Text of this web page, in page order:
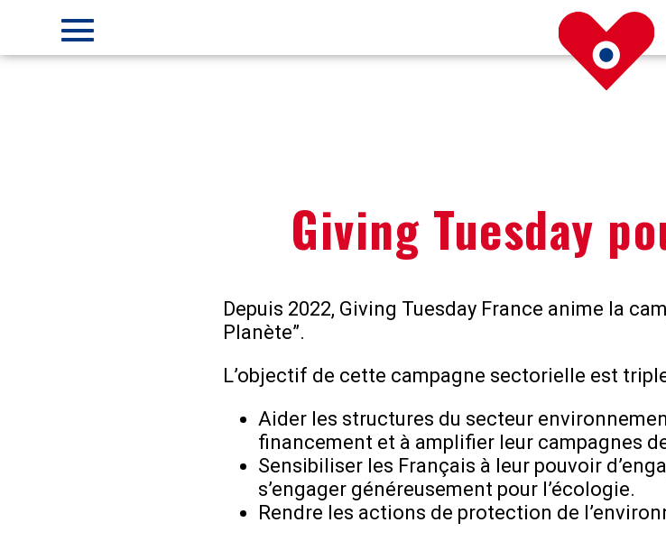
Giving Tuesday
Depuis 2022, Giving Tuesday France anime la
Planète”.
L’objectif de cette campagne sectorielle est
Aider les structures du secteur
financement et à amplifier leur campagnes
Sensibiliser les Français à leur pouvoir
s’engager généreusement pour l’écologie.
Rendre les actions de protection de